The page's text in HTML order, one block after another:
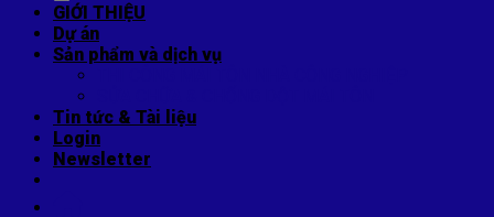
GIỚI THIỆU
Dự án
Sản phẩm và dịch vụ
Tin tức & Tài liệu
Login
Newsletter